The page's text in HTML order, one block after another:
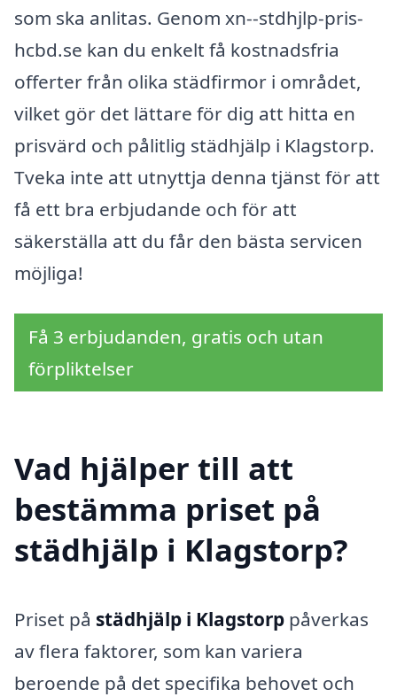
som ska anlitas. Genom xn--stdhjlp-pris-
hcbd.se kan du enkelt få kostnadsfria
offerter från olika städfirmor i området,
vilket gör det lättare för dig att hitta en
prisvärd och pålitlig städhjälp i Klagstorp.
Tveka inte att utnyttja denna tjänst för att
få ett bra erbjudande och för att
säkerställa att du får den bästa servicen
möjliga!
Få 3 erbjudanden, gratis och utan
förpliktelser
Vad hjälper till att
bestämma priset på
städhjälp i Klagstorp?
Priset på städhjälp i Klagstorp påverkas
av flera faktorer, som kan variera
beroende på det specifika behovet och